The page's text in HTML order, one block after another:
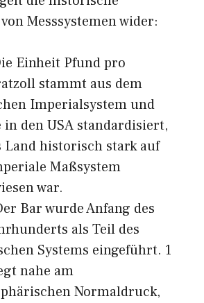
Messsystemen wider:
Einheit Pfund pro
stammt aus dem
Imperialsystem und
in den USA standardisiert,
Land historisch stark auf
Maßsystem
war.
Bar wurde Anfang des
als Teil des
Systems eingeführt. 1
nahe am
Normaldruck,